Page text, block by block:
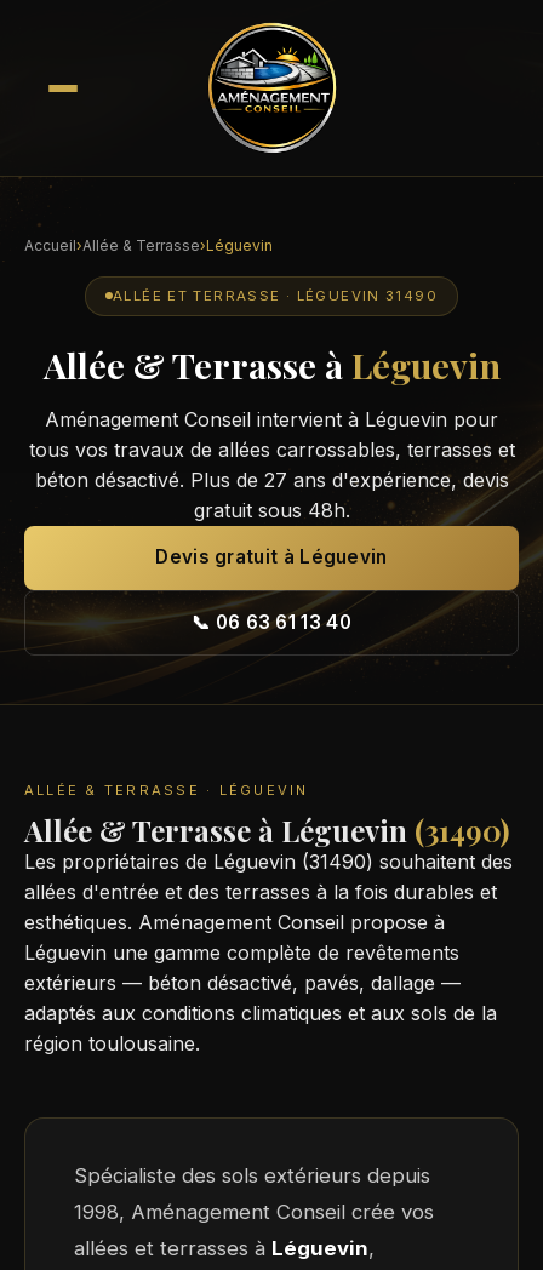
Accueil›Allée & Terrasse›Léguevin
ALLÉE ET TERRASSE · LÉGUEVIN 31490
Allée & Terrasse à Léguevin
Aménagement Conseil intervient à Léguevin pour
tous vos travaux de allées carrossables, terrasses et
béton désactivé. Plus de 27 ans d'expérience, devis
gratuit sous 48h.
Devis gratuit à Léguevin
📞 06 63 61 13 40
ALLÉE & TERRASSE · LÉGUEVIN
Allée & Terrasse à Léguevin (31490)
Les propriétaires de Léguevin (31490) souhaitent des
allées d'entrée et des terrasses à la fois durables et
esthétiques. Aménagement Conseil propose à
Léguevin une gamme complète de revêtements
extérieurs — béton désactivé, pavés, dallage —
adaptés aux conditions climatiques et aux sols de la
région toulousaine.
Spécialiste des sols extérieurs depuis
1998, Aménagement Conseil crée vos
allées et terrasses à Léguevin,